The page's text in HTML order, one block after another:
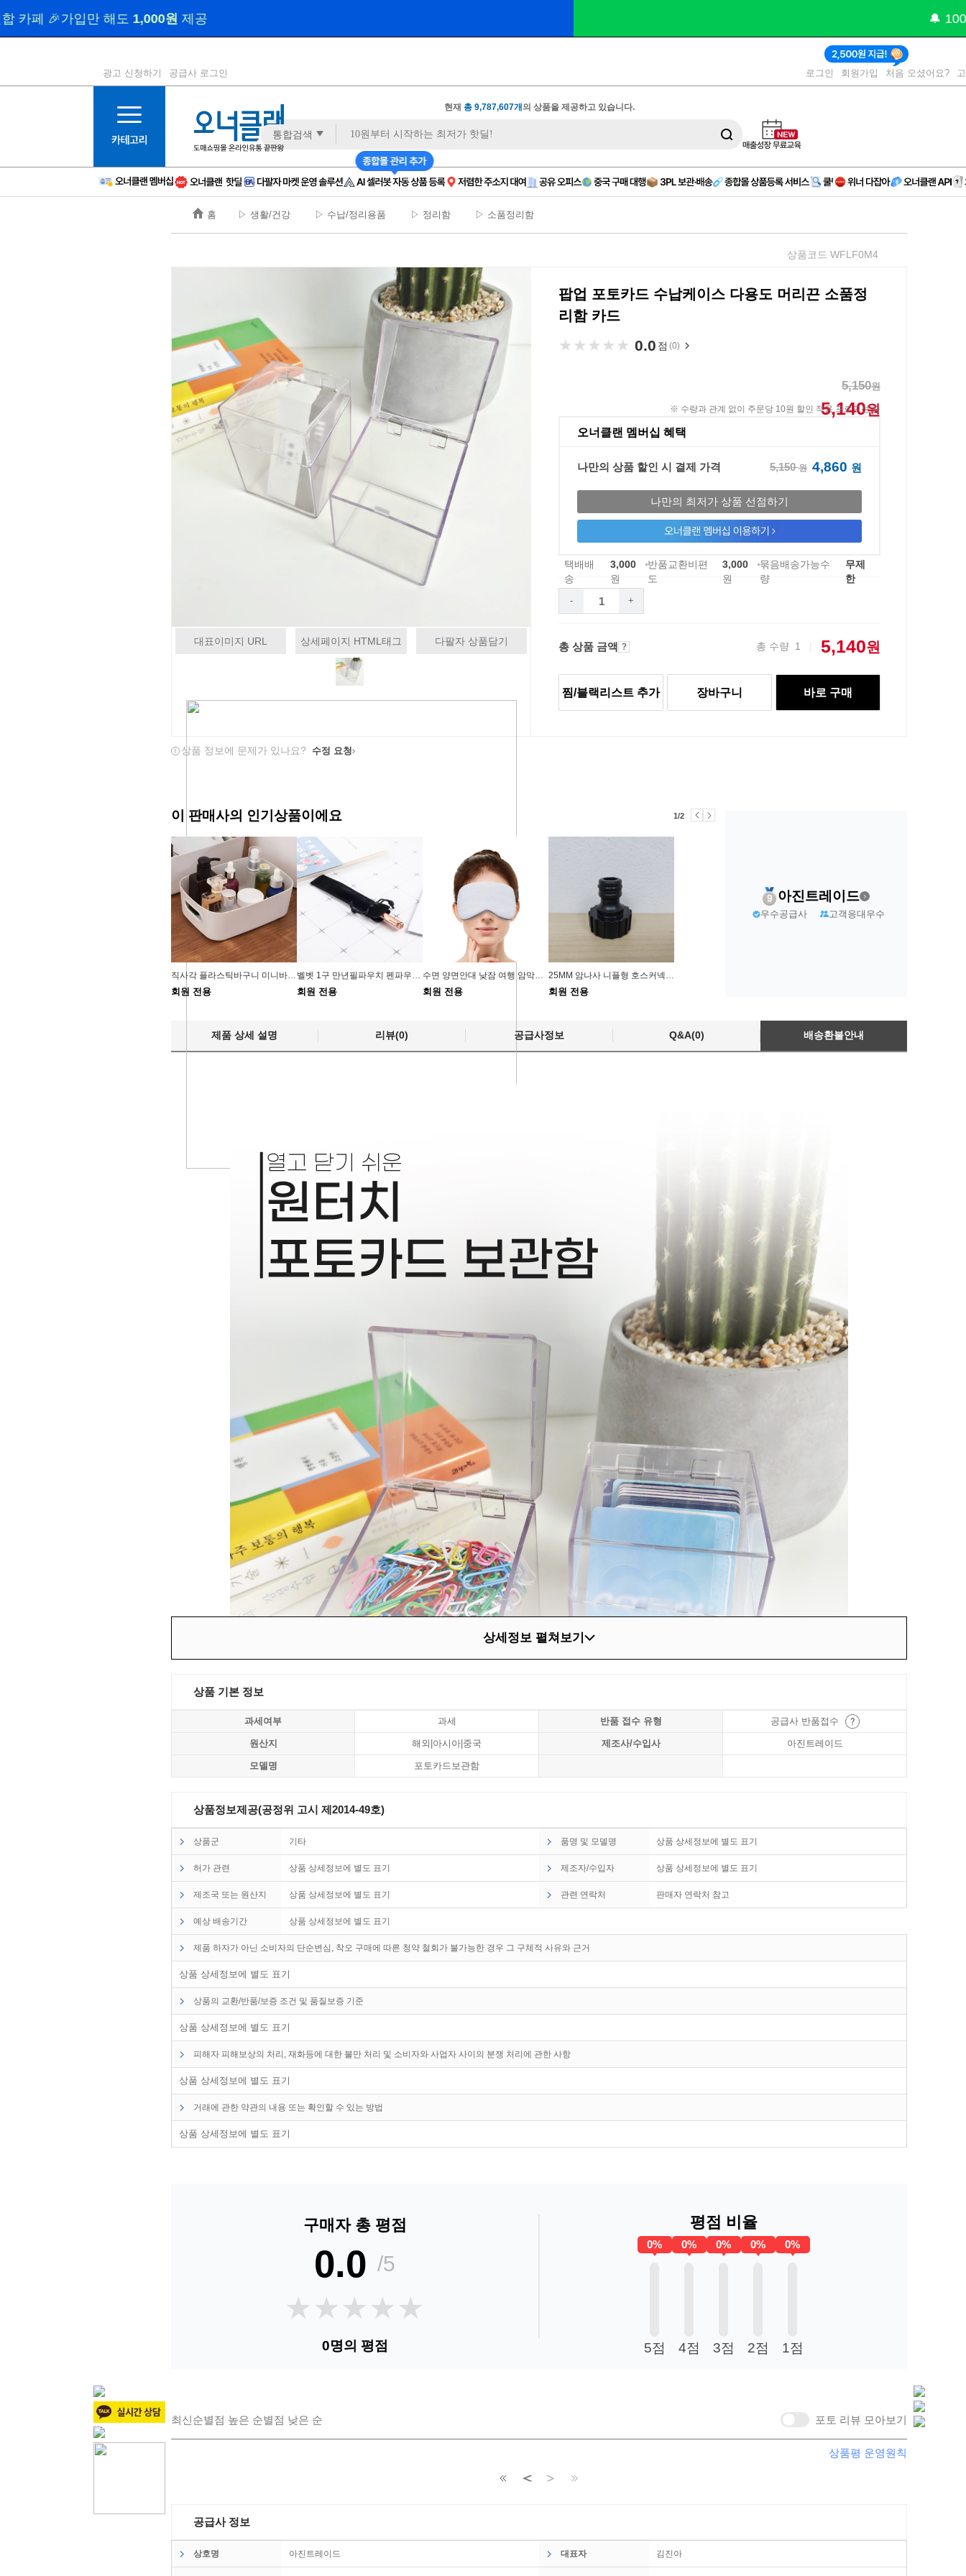
11등급
12등급
14등급
광고 신청하기 공급사 로그인 로그인 회원가입 처음 오셨어요?
현재 총 9,787,607개의 상품을 제공하고 있습니다.
통합검색
홈 ▷ 생활/건강 ▷ 수납/정리용품 ▷ 정리함 ▷ 소품정리함
상품코드 WFLF0M4
대표이미지 URL 상세페이지 HTML태그 다팔자 상품담기
팝업 포토카드 수납케이스 다용도 머리끈 소품정
리함 카드
★★★★★
★★★★★ 0.0 점 (0)
5,150원
5,140원
※ 수량과 관계 없이 주문당 10원 할인 적용 프로모션 중
오너클랜 멤버십 혜택
나만의 상품 할인 시 결제 가격 5,150원 4,860 원
나만의 최저가 상품 선점하기
택배배
송
3,000
원
반품교환비편
도
3,000
원
묶음배송가능수
량
무제
한
- +
총 상품 금액 총 수량 1 5,140원
찜/블랙리스트 추가 장바구니 바로 구매
상품 정보에 문제가 있나요? 수정 요청
이 판매사의 인기상품이에요 1/2
직사각 플라스틱바구니 미니바스켓 손잡이 소품
회원 전용
벨벳 1구 만년필파우치 펜파우치 봉제 선물 펜슬
회원 전용
수면 양면안대 낮잠 여행 암막안대
회원 전용
25MM 암나사 니플형 호스커넥터 수도꼭지어댑터
회원 전용
아진트레이드
우수공급사 고객응대우수
제품 상세 설명 리뷰(0) 공급사정보 Q&A(0) 배송환불안내
상세정보 펼쳐보기
상품 기본 정보
과세여부 과세 반품 접수 유형 공급사 반품접수
원산지 해외|아시아|중국 제조사/수입사 아진트레이드
모델명 포토카드보관함
상품정보제공(공정위 고시 제2014-49호)
상품군 기타 품명 및 모델명 상품 상세정보에 별도 표기
허가 관련 상품 상세정보에 별도 표기 제조자/수입자 상품 상세정보에 별도 표기
제조국 또는 원산지 상품 상세정보에 별도 표기 관련 연락처 판매자 연락처 참고
예상 배송기간 상품 상세정보에 별도 표기
제품 하자가 아닌 소비자의 단순변심, 착오 구매에 따른 청약 철회가 불가능한 경우 그 구체적 사유와 근거
상품 상세정보에 별도 표기
상품의 교환/반품/보증 조건 및 품질보증 기준
상품 상세정보에 별도 표기
피해자 피해보상의 처리, 재화등에 대한 불만 처리 및 소비자와 사업자 사이의 분쟁 처리에 관한 사항
상품 상세정보에 별도 표기
거래에 관한 약관의 내용 또는 확인할 수 있는 방법
상품 상세정보에 별도 표기
구매자 총 평점
0.0 /5
★★★★★
★★★★★
0명의 평점
평점 비율
0%
5점
0%
4점
0%
3점
0%
2점
0%
1점
최신순별점 높은 순별점 낮은 순 포토 리뷰 모아보기
상품평 운영원칙
공급사 정보
상호명 아진트레이드 대표자 김진아